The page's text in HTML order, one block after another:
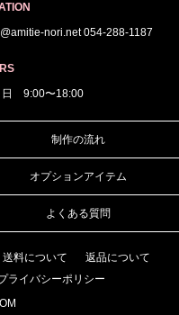
nori.net 054-288-1187
日 9:00〜18:00
制作の流れ
オプションアイテム
よくある質問
料について
返品について
ライバシーポリシー